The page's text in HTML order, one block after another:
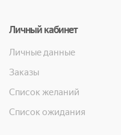
Личный кабинет
Личные данные
Заказы
Список желаний
Список ожидания